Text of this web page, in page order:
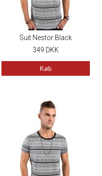
Suit Nestor Black
349 DKK
Køb